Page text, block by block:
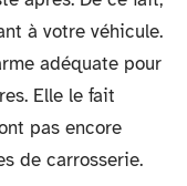
à votre véhicule.
adéquate pour
Elle le fait
pas encore
de carrosserie.